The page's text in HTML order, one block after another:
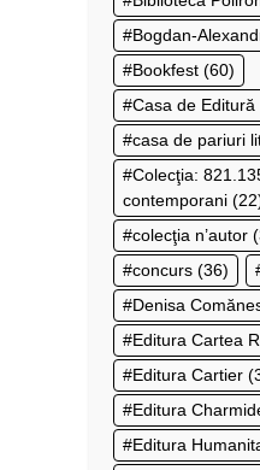
Bogdan-
Bookfest (60)
Casa de
casa de pariuri
Colecţia:
contemporani
colecţia n’autor
concurs (36)
Denisa
Editura Cartea
Editura Cartier
Editura
Editura